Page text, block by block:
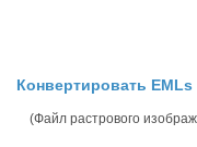
Конвертировать EMLs
(Файл растрового